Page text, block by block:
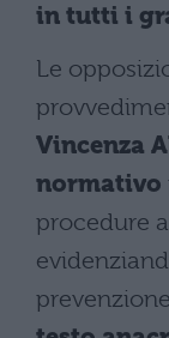
in tutti i
Le
Vincenza
normativo
procedure